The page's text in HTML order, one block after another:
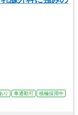
り 車通勤可
積極採用中